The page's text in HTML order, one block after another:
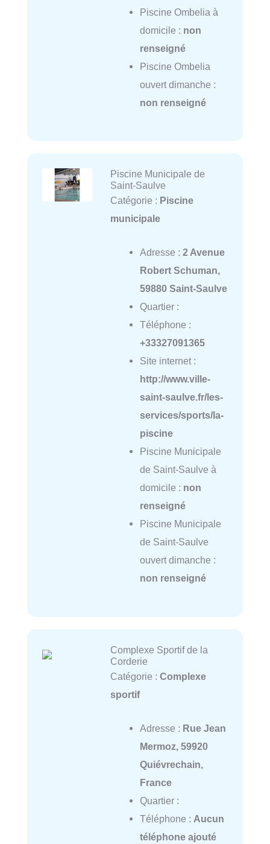
Piscine Ombelia à
domicile : non
renseigné
Piscine Ombelia
ouvert dimanche :
non renseigné
Piscine Municipale de
Saint-Saulve
Catégorie : Piscine
municipale
Adresse : 2 Avenue
Robert Schuman,
59880 Saint-Saulve
Quartier :
Téléphone :
+33327091365
Site internet :
http://www.ville-
saint-saulve.fr/les-
services/sports/la-
piscine
Piscine Municipale
de Saint-Saulve à
domicile : non
renseigné
Piscine Municipale
de Saint-Saulve
ouvert dimanche :
non renseigné
Complexe Sportif de la
Corderie
Catégorie : Complexe
sportif
Adresse : Rue Jean
Mermoz, 59920
Quiévrechain,
France
Quartier :
Téléphone : Aucun
téléphone ajouté